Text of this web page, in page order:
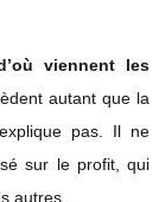
viennent les
autant que la
pas. Il ne
sur le profit, qui
autres.